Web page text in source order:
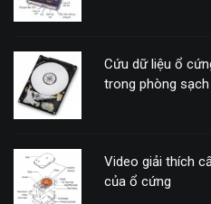
Cứu dữ liệu ổ
trong phòng
Video giải thích
của ổ cứng